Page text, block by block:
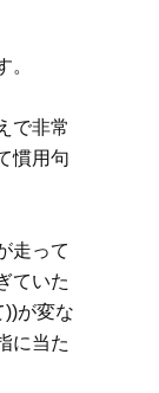
で非常
慣用句
走って
ていた
))が変な
に当た